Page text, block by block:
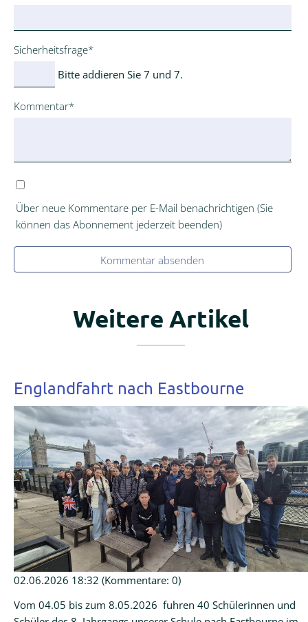
Pflichtfeld
Sicherheitsfrage*
Bitte addieren Sie 7 und 7.
Pflichtfeld
Kommentar*
Über neue Kommentare per E-Mail benachrichtigen (Sie
können das Abonnement jederzeit beenden)
Kommentar absenden
Weitere Artikel
Englandfahrt nach Eastbourne
02.06.2026 18:32 (Kommentare: 0)
Vom 04.05 bis zum 8.05.2026 fuhren 40 Schülerinnen und